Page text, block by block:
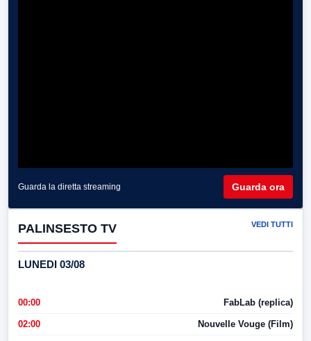
Guarda la diretta streaming Guarda ora
PALINSESTO TV VEDI TUTTI
LUNEDI 03/08
00:00 FabLab (replica)
02:00 Nouvelle Vouge (Film)